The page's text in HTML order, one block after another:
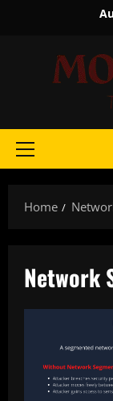
Primary
Home
Network